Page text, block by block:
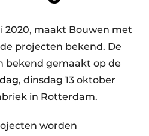
2020, maakt Bouwen met
projecten bekend. De
bekend gemaakt op de
, dinsdag 13 oktober
in Rotterdam.
worden